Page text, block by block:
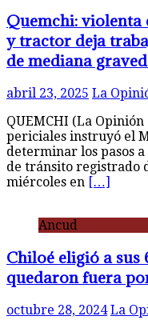
Quemchi:
y tractor deja
de mediana
abril 23, 2025 La
QUEMCHI (La
periciales instruyó el
determinar los pasos
de tránsito registrado
miércoles en […]
Ancud
Chiloé eligió a sus
quedaron fuera
octubre 28, 2024 La